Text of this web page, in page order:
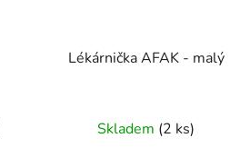
Lékárnička AFAK - malý
Skladem (2 ks)